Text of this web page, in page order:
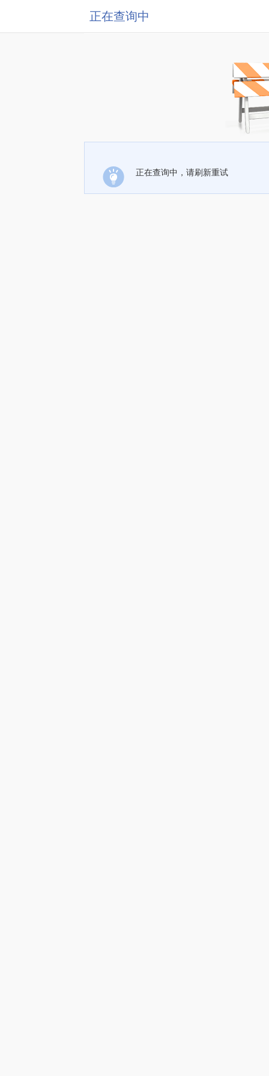
正在查询中
正在查询中，请刷新重试